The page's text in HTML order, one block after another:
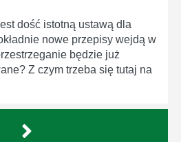
dość istotną ustawą dla
nowe przepisy wejdą w
będzie już
Z czym trzeba się tutaj na